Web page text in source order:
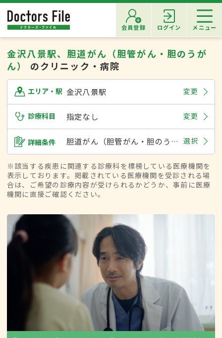
会員登録 ログイン メニュー
金沢八景駅、胆道がん（胆管がん・胆のうが
ん） のクリニック・病院
エリア・駅 金沢八景駅 変更
診療科目 指定なし 変更
詳細条件 胆道がん（胆管がん・胆のうがん） 選択
※該当する疾患に関連する診療科を標榜している医療機関を
表示しております。掲載されている医療機関を受診される場
合は、ご希望の診療内容が受けられるかどうか、事前に医療
機関に直接ご確認ください。